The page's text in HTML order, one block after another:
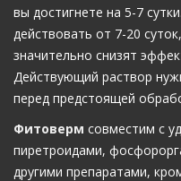
вы достигнете на 5-7
действовать от 7-20
значительно снизят
Действующий раствор
перед предстоящей
Фитоверм совместим с
пиретроидами,
другими препаратами,